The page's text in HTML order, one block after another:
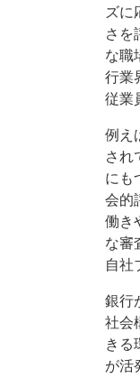
ズに
さを
な職
行業
従業
例え
され
にも
会的
働き
な審
自社
銀行
社会
きる
が活